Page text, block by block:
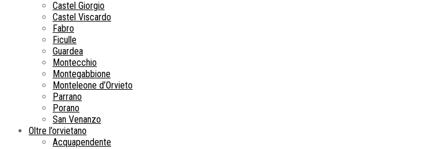
Castel Giorgio
Castel Viscardo
Fabro
Ficulle
Guardea
Montecchio
Montegabbione
Monteleone d’Orvieto
Parrano
Porano
San Venanzo
Oltre l’orvietano
Acquapendente